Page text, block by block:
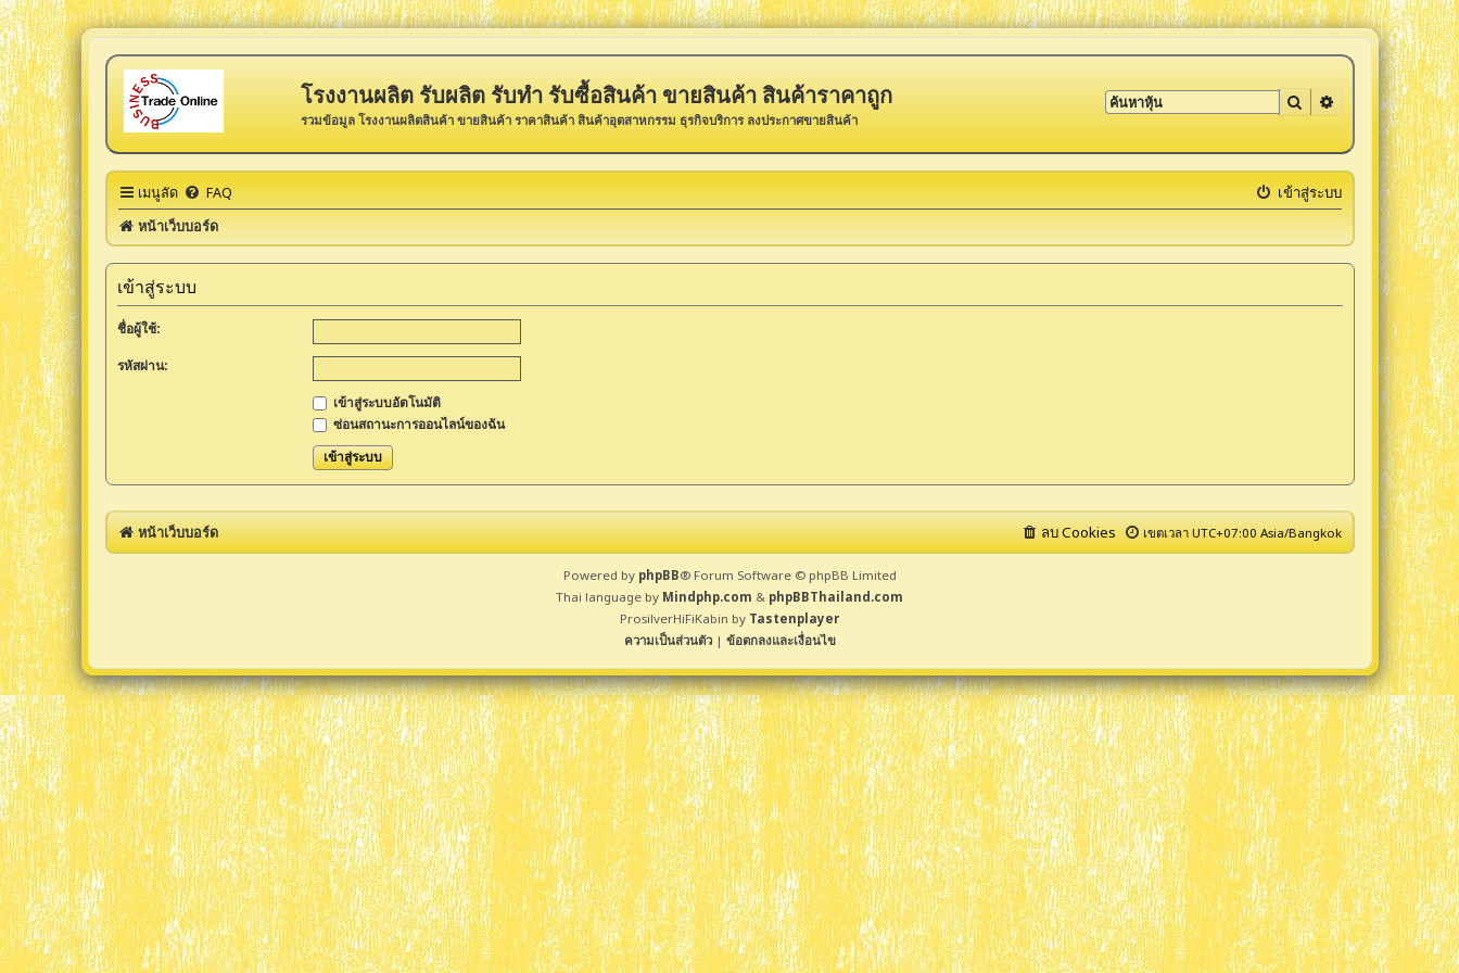
โรงงานผลิต รับผลิต รับทำ รับซื้อสินค้า ขายสินค้า สินค้าราคาถูก
รวมข้อมูล โรงงานผลิตสินค้า ขายสินค้า ราคาสินค้า สินค้าอุตสาหกรรม ธุรกิจบริการ ลงประกาศขายสินค้า
ค้นหา การค้นหาขั้นสูง
เมนูลัด FAQ
เข้าสู่ระบบ
หน้าเว็บบอร์ด
เข้าสู่ระบบ
ชื่อผู้ใช้:
รหัสผ่าน:
เข้าสู่ระบบอัตโนมัติ
ซ่อนสถานะการออนไลน์ของฉัน
หน้าเว็บบอร์ด เขตเวลา UTC+07:00 Asia/Bangkok
ลบ Cookies
Powered by phpBB® Forum Software © phpBB Limited
Thai language by Mindphp.com & phpBBThailand.com
ProsilverHiFiKabin by Tastenplayer
ความเป็นส่วนตัว| ข้อตกลงและเงื่อนไข